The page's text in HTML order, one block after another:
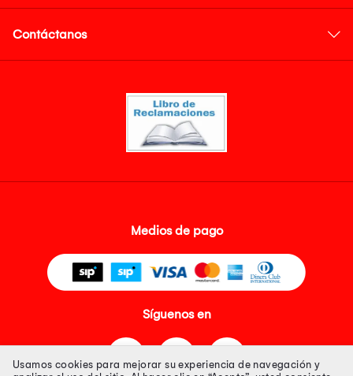
Contáctanos
Medios de pago
Síguenos en
Usamos cookies para mejorar su experiencia de navegación y